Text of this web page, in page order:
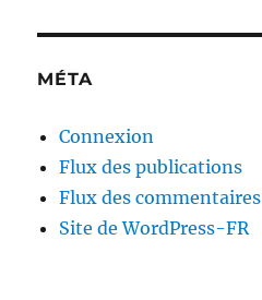
MÉTA
Connexion
Flux des publications
Flux des commentaires
Site de WordPress-FR